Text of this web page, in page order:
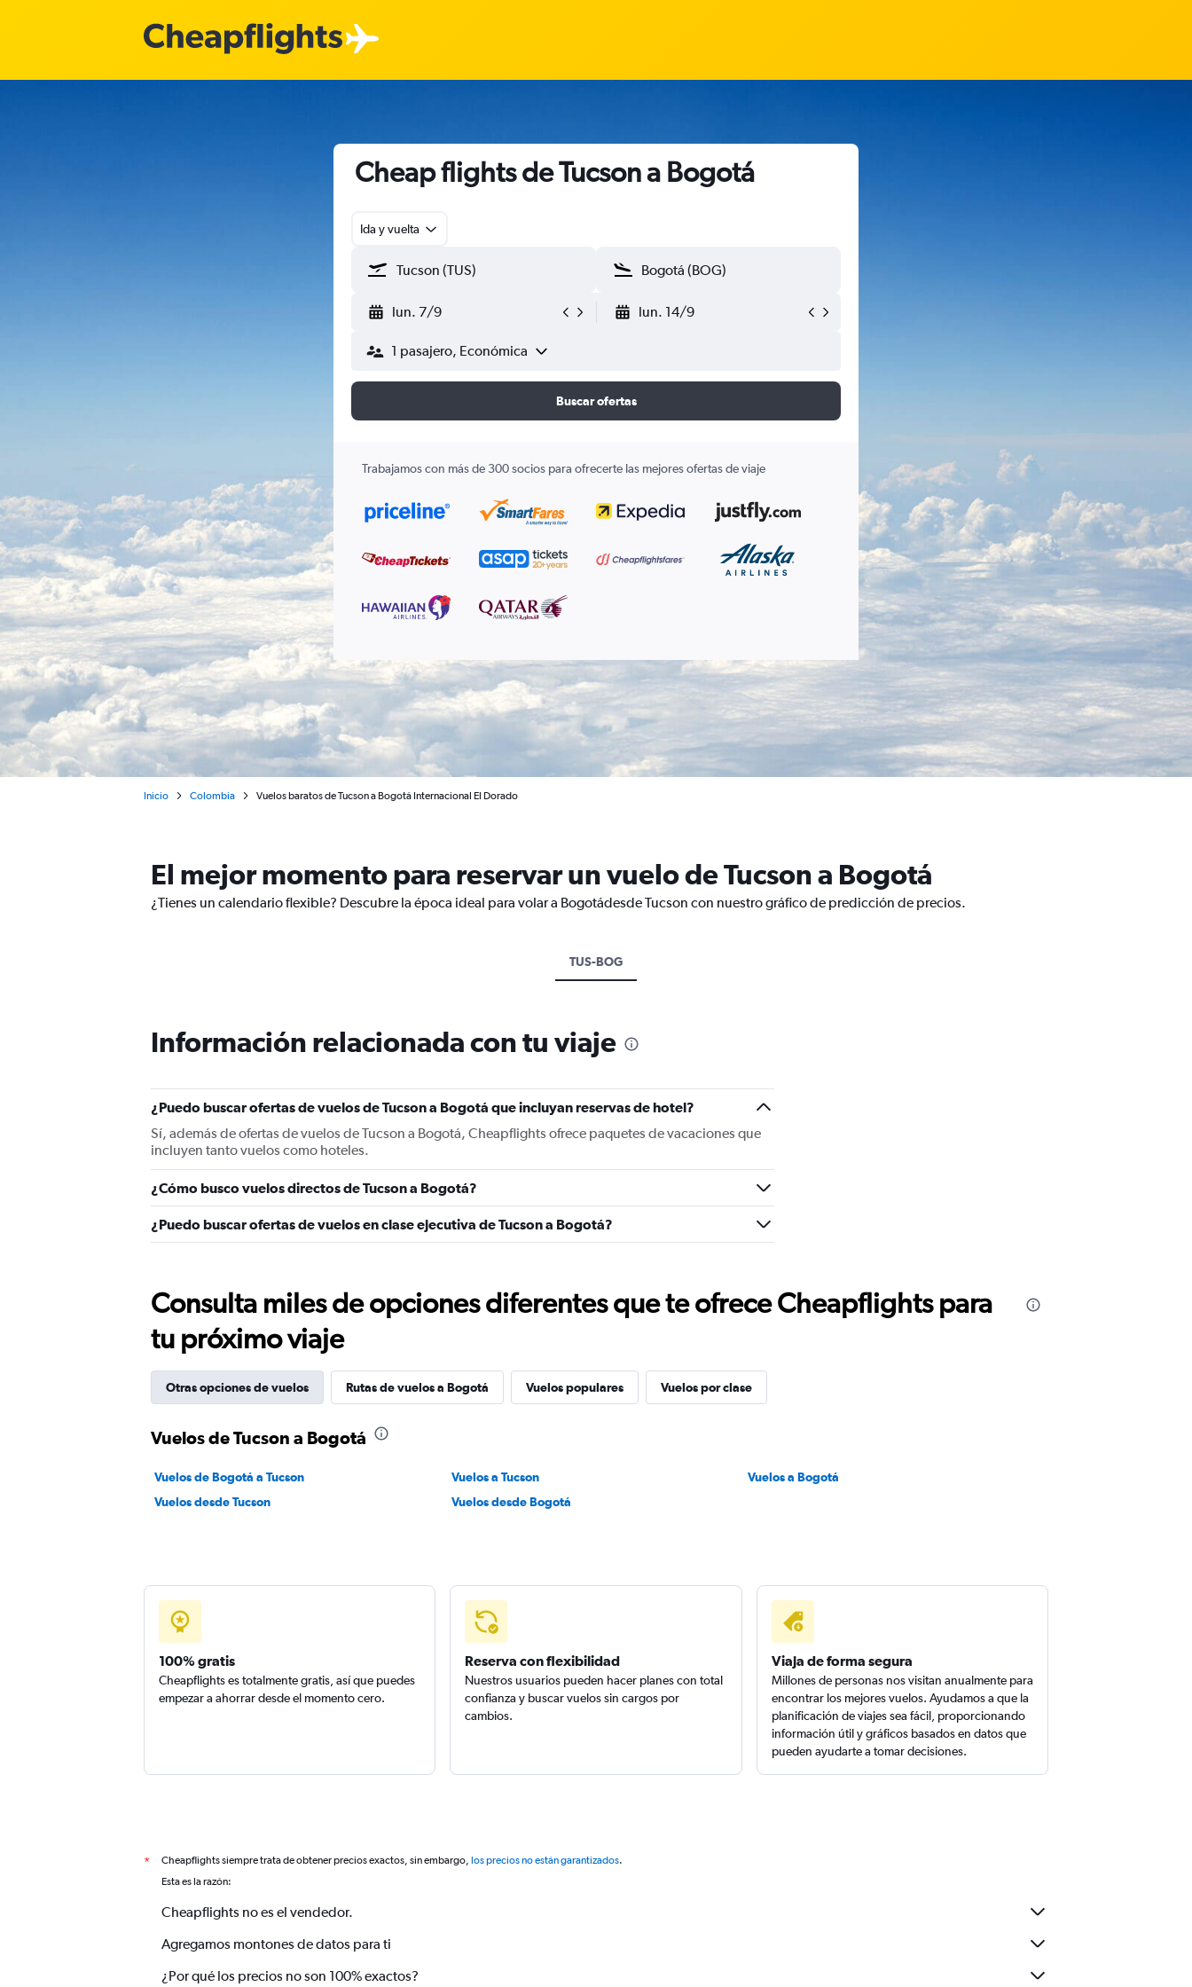
Cheap flights de Tucson a Bogotá
Ida y vuelta
lun. 7/9 lun. 14/9
1 pasajero, Económica
Buscar ofertas
Trabajamos con más de 300 socios para ofrecerte las mejores ofertas de viaje
Inicio Colombia Vuelos baratos de Tucson a Bogotá Internacional El Dorado
El mejor momento para reservar un vuelo de Tucson a Bogotá
¿Tienes un calendario flexible? Descubre la época ideal para volar a Bogotádesde Tucson con nuestro gráfico de predicción de precios.
TUS-BOG
Información relacionada con tu viaje
¿Puedo buscar ofertas de vuelos de Tucson a Bogotá que incluyan reservas de hotel?
Sí, además de ofertas de vuelos de Tucson a Bogotá, Cheapflights ofrece paquetes de vacaciones que
incluyen tanto vuelos como hoteles.
¿Cómo busco vuelos directos de Tucson a Bogotá?
¿Puedo buscar ofertas de vuelos en clase ejecutiva de Tucson a Bogotá?
Consulta miles de opciones diferentes que te ofrece Cheapflights para
tu próximo viaje
Otras opciones de vuelos Rutas de vuelos a Bogotá Vuelos populares Vuelos por clase
Vuelos de Tucson a Bogotá
Vuelos de Bogotá a Tucson Vuelos a Tucson
Vuelos a Bogotá
Vuelos desde Tucson
Vuelos desde Bogotá
100% gratis
Cheapflights es totalmente gratis, así que puedes
empezar a ahorrar desde el momento cero.
Reserva con flexibilidad
Nuestros usuarios pueden hacer planes con total
confianza y buscar vuelos sin cargos por
cambios.
Viaja de forma segura
Millones de personas nos visitan anualmente para
encontrar los mejores vuelos. Ayudamos a que la
planificación de viajes sea fácil, proporcionando
información útil y gráficos basados en datos que
pueden ayudarte a tomar decisiones.
* Cheapflights siempre trata de obtener precios exactos, sin embargo, los precios no están garantizados.
Esta es la razón:
Cheapflights no es el vendedor.
Agregamos montones de datos para ti
¿Por qué los precios no son 100% exactos?